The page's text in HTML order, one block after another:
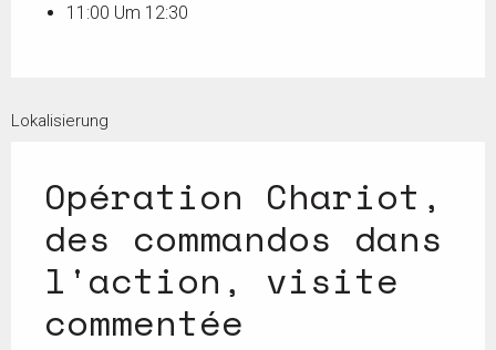
11:00 Um 12:30
Lokalisierung
Opération Chariot,
des commandos dans
l'action, visite
commentée